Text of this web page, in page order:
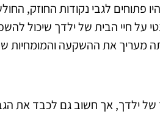
פתוחים לגבי נקודות החוזק,
על חיי הבית של ילדך שיכול
את ההשקעה והמומחיות
של ילדך, אך חשוב גם לכבד את